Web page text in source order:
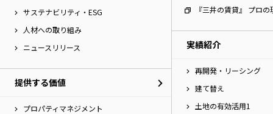
サステナビリティ・ESG
人材への取り組み
ニュースリリース
提供する価値
プロパティマネジメント
『三井の賃貸』 プロの
実績紹介
再開発・リーシング
建て替え
土地の有効活用1